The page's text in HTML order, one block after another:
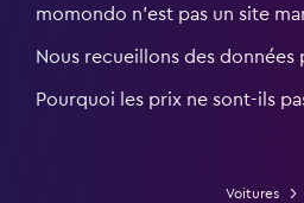
momondo n'est pas un site
Nous recueillons des données
Pourquoi les prix ne sont-ils
Voitures